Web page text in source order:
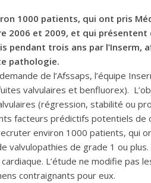
1000 patients, qui ont pris
2006 et 2009, et qui
pendant trois ans par l’Inserm,
pathologie.
de l’Afssaps, l’équipe
valvulaires et benfluorex).
(régression, stabilité ou
facteurs prédictifs potentiels de
environ 1000 patients, qui
valvulopathies de grade 1 ou
L’étude ne modifie pas
contraignants pour eux.